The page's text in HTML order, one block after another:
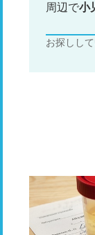
周辺で小
お探しし